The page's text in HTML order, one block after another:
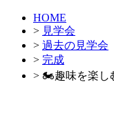
HOME
> 見学会
> 過去の見学会
> 完成
> 🏍️趣味を楽し